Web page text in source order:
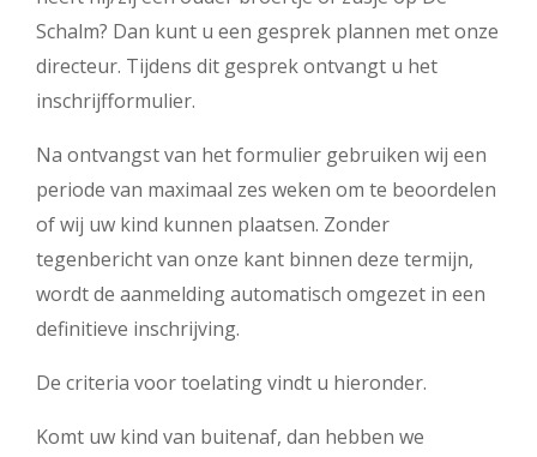
Schalm? Dan kunt u een gesprek plannen met onze
directeur. Tijdens dit gesprek ontvangt u het
inschrijfformulier.
Na ontvangst van het formulier gebruiken wij een
periode van maximaal zes weken om te beoordelen
of wij uw kind kunnen plaatsen. Zonder
tegenbericht van onze kant binnen deze termijn,
wordt de aanmelding automatisch omgezet in een
definitieve inschrijving.
De criteria voor toelating vindt u hieronder.
Komt uw kind van buitenaf, dan hebben we